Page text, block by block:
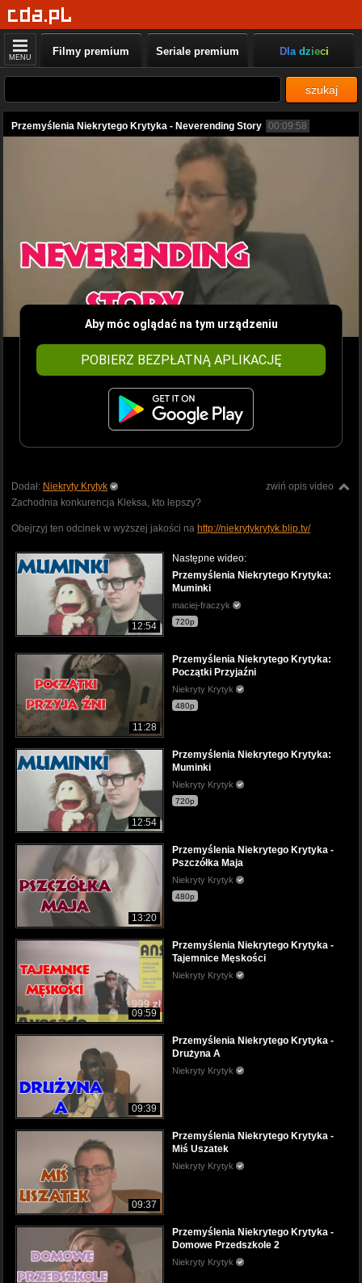
MENU Filmy premium Seriale premium Dla dzieci
szukaj
Przemyślenia Niekrytego Krytyka - Neverending Story 00:09:58
Aby móc oglądać na tym urządzeniu
POBIERZ BEZPŁATNĄ APLIKACJĘ
zwiń opis video
Dodał: Niekryty Krytyk
Zachodnia konkurencja Kleksa, kto lepszy?
Obejrzyj ten odcinek w wyższej jakości na http://niekrytykrytyk.blip.tv/
12:54
Następne wideo:
Przemyślenia Niekrytego Krytyka:
Muminki
maciej-fraczyk
720p
11:28
Przemyślenia Niekrytego Krytyka:
Początki Przyjaźni
Niekryty Krytyk
480p
12:54
Przemyślenia Niekrytego Krytyka:
Muminki
Niekryty Krytyk
720p
13:20
Przemyślenia Niekrytego Krytyka -
Pszczółka Maja
Niekryty Krytyk
480p
09:59
Przemyślenia Niekrytego Krytyka -
Tajemnice Męskości
Niekryty Krytyk
09:39
Przemyślenia Niekrytego Krytyka -
Drużyna A
Niekryty Krytyk
09:37
Przemyślenia Niekrytego Krytyka -
Miś Uszatek
Niekryty Krytyk
Przemyślenia Niekrytego Krytyka -
Domowe Przedszkole 2
Niekryty Krytyk